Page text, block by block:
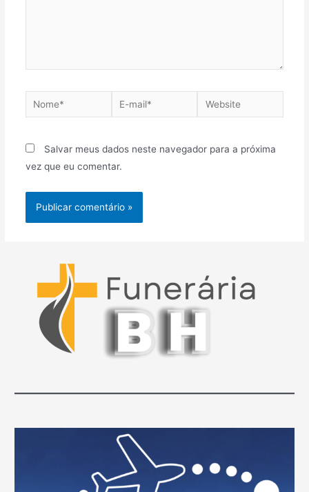
Nome*
E-
mail*
Website
Salvar meus dados neste navegador para a próxima
vez que eu comentar.